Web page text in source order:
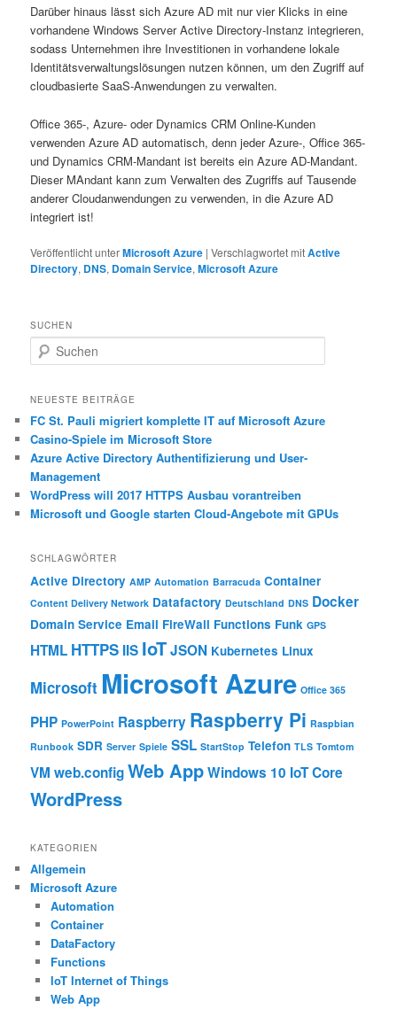
Darüber hinaus lässt sich Azure AD mit nur vier Klicks in eine
vorhandene Windows Server Active Directory-Instanz integrieren,
sodass Unternehmen ihre Investitionen in vorhandene lokale
Identitätsverwaltungslösungen nutzen können, um den Zugriff auf
cloudbasierte SaaS-Anwendungen zu verwalten.
Office 365-, Azure- oder Dynamics CRM Online-Kunden
verwenden Azure AD automatisch, denn jeder Azure-, Office 365-
und Dynamics CRM-Mandant ist bereits ein Azure AD-Mandant.
Dieser MAndant kann zum Verwalten des Zugriffs auf Tausende
anderer Cloudanwendungen zu verwenden, in die Azure AD
integriert ist!
Veröffentlicht unterMicrosoft Azure |Verschlagwortet mitActive
Directory, DNS, Domain Service,Microsoft Azure
SUCHEN
u
h
n
NEUESTE BEITRÄGE
FC St. Pauli migriert komplette IT auf Microsoft Azure
Casino-Spiele im Microsoft Store
Azure Active Directory Authentifizierung und User-
Management
WordPress will 2017 HTTPS Ausbau vorantreiben
Microsoft und Google starten Cloud-Angebote mit GPUs
SCHLAGWÖRTER
Active Directory AMP Automation Barracuda Container
Content Delivery Network Datafactory Deutschland DNS Docker
Domain Service Email FireWall Functions Funk GPS
HTML HTTPS IIS IoTJSON Kubernetes Linux
Microsoft Microsoft Azure Office 365
PHP PowerPoint Raspberry Raspberry Pi Raspbian
Runbook SDR Server Spiele SSL StartStop Telefon TLS Tomtom
VM web.configWeb AppWindows 10 IoT Core
WordPress
KATEGORIEN
Allgemein
Microsoft Azure
Automation
Container
DataFactory
Functions
IoT Internet of Things
Web App